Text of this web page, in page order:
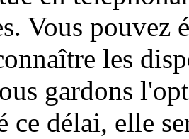
. Vous pouvez
les
gardons
ce délai, elle